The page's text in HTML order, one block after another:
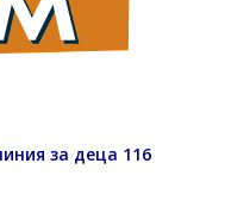
за деца 116